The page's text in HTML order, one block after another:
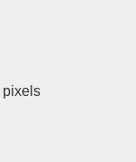
pixels